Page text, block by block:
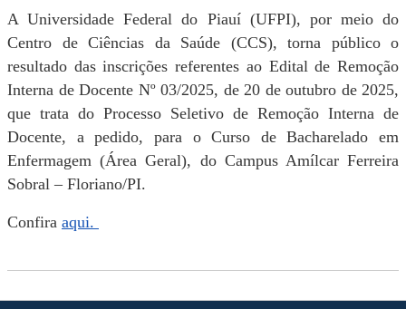
A Universidade Federal do Piauí (UFPI), por meio do
Centro de Ciências da Saúde (CCS), torna público o
resultado das inscrições referentes ao Edital de Remoção
Interna de Docente Nº 03/2025, de 20 de outubro de 2025,
que trata do Processo Seletivo de Remoção Interna de
Docente, a pedido, para o Curso de Bacharelado em
Enfermagem (Área Geral), do Campus Amílcar Ferreira
Sobral – Floriano/PI.
Confira aqui.